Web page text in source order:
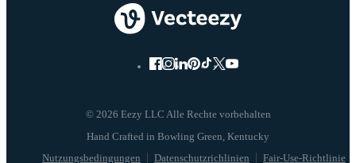
© 2026 Eezy LLC Alle Rechte vorbehalten
Nutzungsbedingungen Datenschutzrichlinien Fair-Use-Richtlinie